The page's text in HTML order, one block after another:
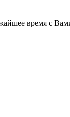
время с